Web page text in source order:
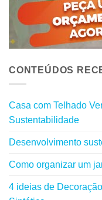
CONTEÚDOS
Casa com Telhado
Sustentabilidade
Desenvolvimento
Como organizar um
4 ideias de